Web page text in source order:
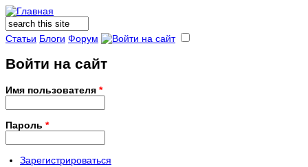
Форма поиска
Поиск
Статьи Блоги Форум
Войти на сайт
Имя пользователя *
Пароль *
Зарегистрироваться